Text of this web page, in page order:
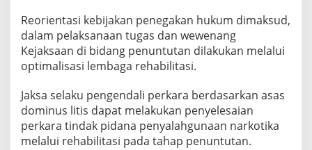
Reorientasi kebijakan penegakan hukum dimaksud,
dalam pelaksanaan tugas dan wewenang
Kejaksaan di bidang penuntutan dilakukan melalui
optimalisasi lembaga rehabilitasi.
Jaksa selaku pengendali perkara berdasarkan asas
dominus litis dapat melakukan penyelesaian
perkara tindak pidana penyalahgunaan narkotika
melalui rehabilitasi pada tahap penuntutan.